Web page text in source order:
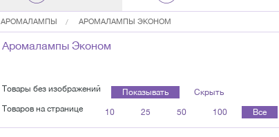
АРОМАЛАМПЫ АРОМАЛАМПЫ ЭКОНОМ
Аромалампы Эконом
Товары без изображений Показывать Скрыть
Товаров на странице
10 25 50 100 Все